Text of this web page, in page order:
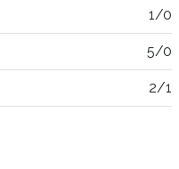
1/0
5/0
2/1